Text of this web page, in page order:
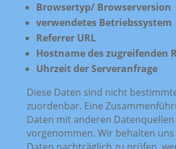
Browsertyp/ Browserversion
verwendetes Betriebssystem
Referrer URL
Hostname des zugreifenden
Uhrzeit der Serveranfrage
Diese Daten sind nicht
zuordenbar. Eine
Daten mit anderen
vorgenommen. Wir behalten uns